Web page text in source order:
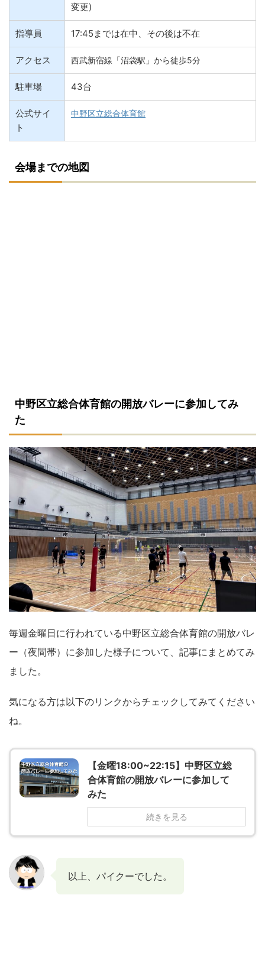
変更)
指導員 17:45までは在中、その後は不在
アクセス 西武新宿線「沼袋駅」から徒歩5分
駐車場 43台
公式サイ
ト
中野区立総合体育館
会場までの地図
中野区立総合体育館の開放バレーに参加してみ
た
毎週金曜日に行われている中野区立総合体育館の開放バレ
ー（夜間帯）に参加した様子について、記事にまとめてみ
ました。
気になる方は以下のリンクからチェックしてみてください
ね。
【金曜18:00~22:15】中野区立総
合体育館の開放バレーに参加して
みた
続きを見る
以上、パイクーでした。